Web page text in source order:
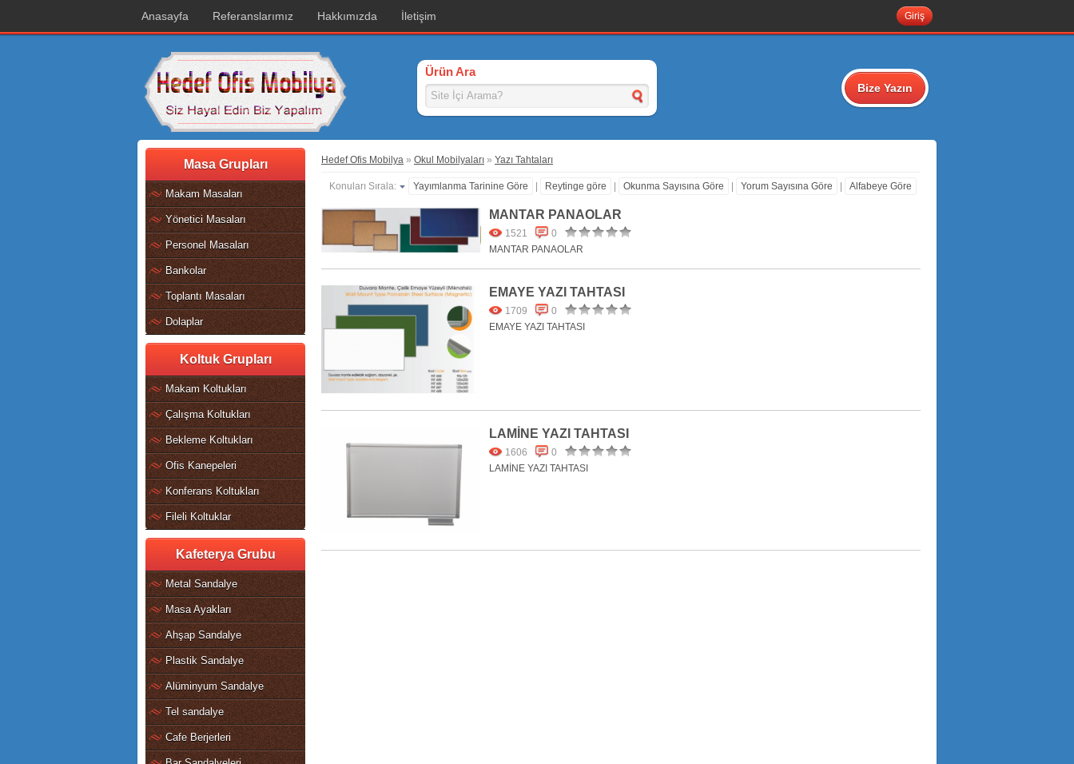
Anasayfa Referanslarımız Hakkımızda İletişim Giriş
Ürün Ara
Bize Yazın
Masa Grupları
Makam Masaları
Yönetici Masaları
Personel Masaları
Bankolar
Toplantı Masaları
Dolaplar
Koltuk Grupları
Makam Koltukları
Çalışma Koltukları
Bekleme Koltukları
Ofis Kanepeleri
Konferans Koltukları
Fileli Koltuklar
Kafeterya Grubu
Metal Sandalye
Masa Ayakları
Ahşap Sandalye
Plastik Sandalye
Alüminyum Sandalye
Tel sandalye
Cafe Berjerleri
Hedef Ofis Mobilya » Okul Mobilyaları » Yazı Tahtaları
Konuları Sırala: Yayımlanma Tarinine Göre Reytinge göre Okunma Sayısına Göre Yorum Sayısına Göre Alfabeye Göre
MANTAR PANAOLAR
1521
0
MANTAR PANAOLAR
EMAYE YAZI TAHTASI
1709
0
EMAYE YAZI TAHTASI
LAMİNE YAZI TAHTASI
1606
0
LAMİNE YAZI TAHTASI